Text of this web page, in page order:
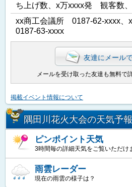
ち上げ数、x万xxxx発 観客数、
xx商工会議所 0187-62-xxxx、
0187-63-xxxx
友達にメール
メールを受け取った友達も無料で
掲載イベント情報について
隅田川花火大会の天気予
ピンポイント天気
3時間毎の詳細天気をご覧いただけ
雨雲レーダー
現在の雨雲の様子は？